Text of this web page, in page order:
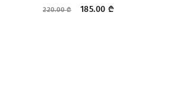
220.00₾ 185.00 ₾